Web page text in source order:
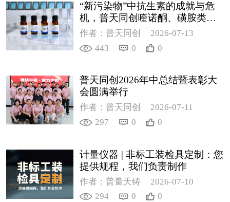
“新污染物”中抗生素的成就与危
机，普天同创喹诺酮、磺胺类质
控新品筑牢环境安全防线
作者：普天同创
2026-07-13
443
0 0
普天同创2026年中总结暨表彰大
会圆满举行
作者：普天同创
2026-07-11
297
0 0
计量仪器 | 非标工装检具定制：您
提供规程，我们负责制作
作者：普量天铸
2026-07-10
294
0 0